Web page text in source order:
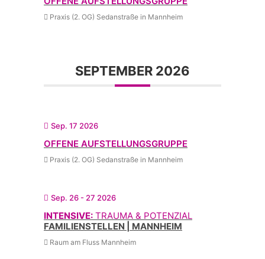
Praxis (2. OG) Sedanstraße in Mannheim
SEPTEMBER 2026
Sep. 17 2026
OFFENE AUFSTELLUNGSGRUPPE
Praxis (2. OG) Sedanstraße in Mannheim
Sep. 26 - 27 2026
INTENSIVE: TRAUMA & POTENZIAL
FAMILIENSTELLEN | MANNHEIM
Raum am Fluss Mannheim